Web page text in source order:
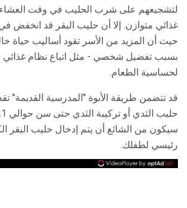
لتشجيعهم على شرب الحليب في وقت
غذائي متوازن. إلا أن حليب البقر قد انخفض في
حيث أن المزيد من الأسر تقود أساليب حياة
بسبب تفضيل شخصي - مثل اتباع نظام غذائي
لحساسية الطعام.
قد تتضمن طريقة الأبوة "المدرسية القديمة"
سيكون من الشائع أن يتم إدخال حليب البقر
رئيسي لطفلك.